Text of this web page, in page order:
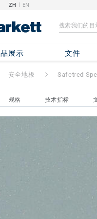
ZH | EN
展示 文件
安全地板 Safetred
规格 技术指标